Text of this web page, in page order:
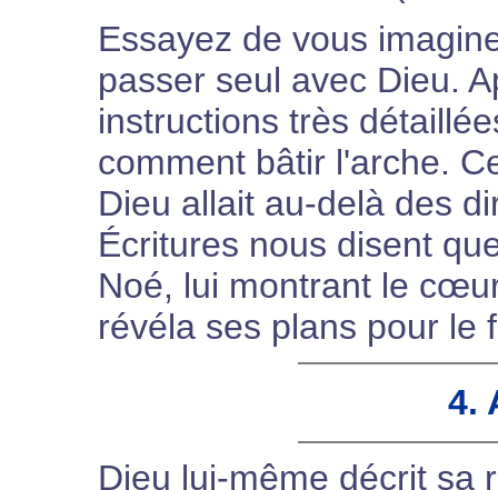
Essayez de vous
passer seul avec Dieu.
instructions très
comment bâtir l'arche.
Dieu allait au-delà des
Écritures nous disent
Noé, lui montrant le
révéla ses plans pour le
4.
Dieu lui-même décrit sa